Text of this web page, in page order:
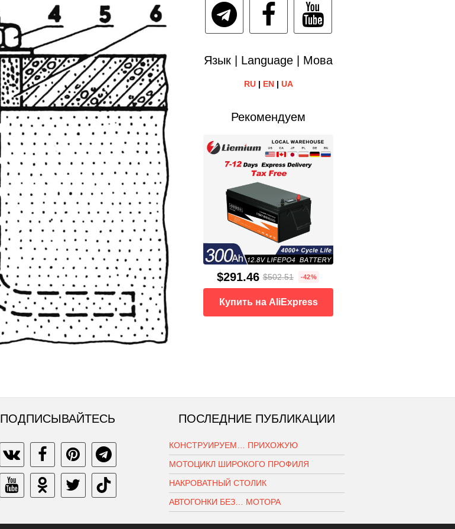
Язык | Language | Мова
RU| EN| UA
Рекомендуем
$291.46 $502.51 -42%
Купить на AliExpress
ПОДПИСЫВАЙТЕСЬ ПОСЛЕДНИЕ ПУБЛИКАЦИИ
КОНСТРУИРУЕМ… ПРИХОЖУЮ
МОТОЦИКЛ ШИРОКОГО ПРОФИЛЯ
НАКРОВАТНЫЙ СТОЛИК
АВТОГОНКИ БЕЗ… МОТОРА